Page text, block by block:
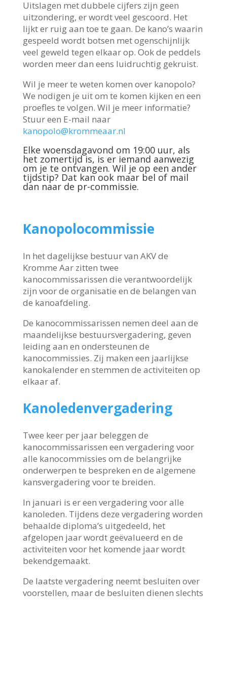
Uitslagen met dubbele cijfers zijn geen
uitzondering, er wordt veel gescoord. Het
lijkt er ruig aan toe te gaan. De kano’s waarin
gespeeld wordt botsen met ogenschijnlijk
veel geweld tegen elkaar op. Ook de peddels
worden meer dan eens luidruchtig gekruist.
Wil je meer te weten komen over kanopolo?
We nodigen je uit om te komen kijken en een
proefles te volgen. Wil je meer informatie?
Stuur een E-mail naar
kanopolo@krommeaar.nl
Elke woensdagavond om 19:00 uur, als
het zomertijd is, is er iemand aanwezig
om je te ontvangen. Wil je op een ander
tijdstip? Dat kan ook maar bel of mail
dan naar de pr-commissie.
Kanopolocommissie
In het dagelijkse bestuur van AKV de
Kromme Aar zitten twee
kanocommissarissen die verantwoordelijk
zijn voor de organisatie en de belangen van
de kanoafdeling.
De kanocommissarissen nemen deel aan de
maandelijkse bestuursvergadering, geven
leiding aan en ondersteunen de
kanocommissies. Zij maken een jaarlijkse
kanokalender en stemmen de activiteiten op
elkaar af.
Kanoledenvergadering
Twee keer per jaar beleggen de
kanocommissarissen een vergadering voor
alle kanocommissies om de belangrijke
onderwerpen te bespreken en de algemene
kansvergadering voor te breiden.
In januari is er een vergadering voor alle
kanoleden. Tijdens deze vergadering worden
behaalde diploma’s uitgedeeld, het
afgelopen jaar wordt geëvalueerd en de
activiteiten voor het komende jaar wordt
bekendgemaakt.
De laatste vergadering neemt besluiten over
voorstellen, maar de besluiten dienen slechts